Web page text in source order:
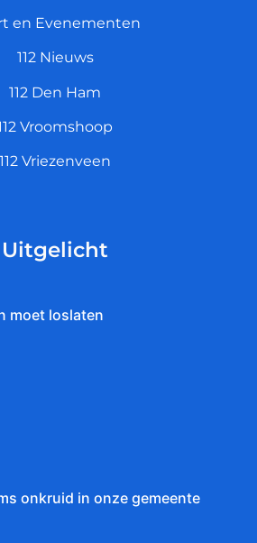
en Evenementen
112 Nieuws
112 Den Ham
Vroomshoop
112 Vriezenveen
Uitgelicht
moet loslaten
onkruid in onze gemeente